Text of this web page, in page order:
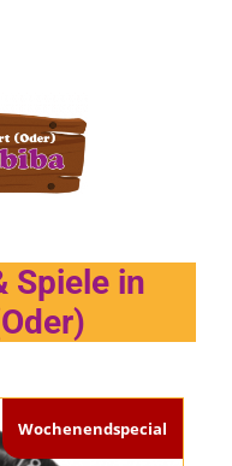
Spiele in
Wochenendspecial